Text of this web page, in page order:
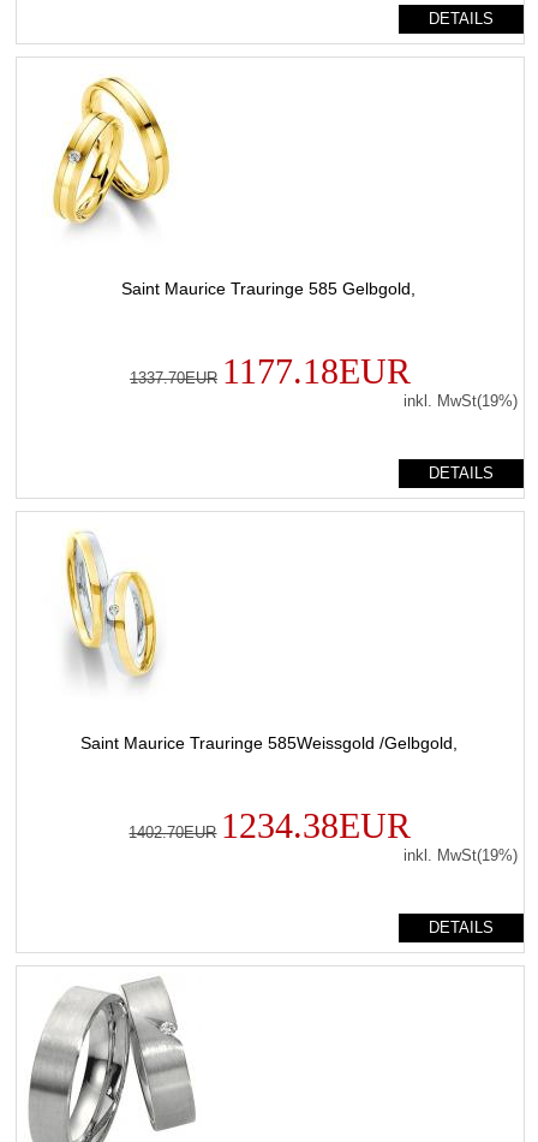
DETAILS
Saint Maurice Trauringe 585 Gelbgold,
1337.70EUR 1177.18EUR
inkl. MwSt(19%)
DETAILS
Saint Maurice Trauringe 585Weissgold /Gelbgold,
1402.70EUR 1234.38EUR
inkl. MwSt(19%)
DETAILS